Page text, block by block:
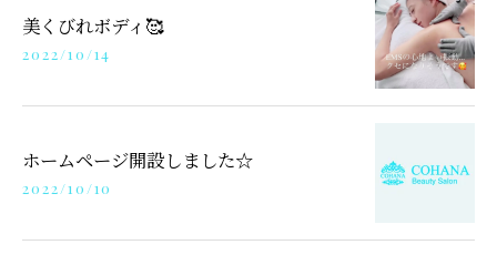
美くびれボディ🥰
2022/10/14
ホームページ開設しました☆
2022/10/10